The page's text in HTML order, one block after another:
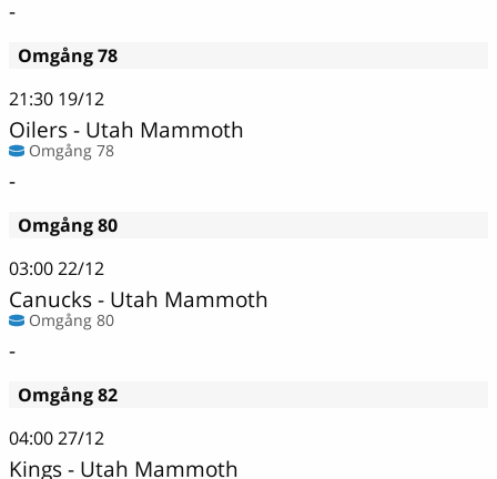
-
Omgång 78
21:30 19/12
Oilers - Utah Mammoth
Omgång 78
-
Omgång 80
03:0022/12
Canucks - Utah Mammoth
Omgång 80
-
Omgång 82
04:0027/12
Kings - Utah Mammoth